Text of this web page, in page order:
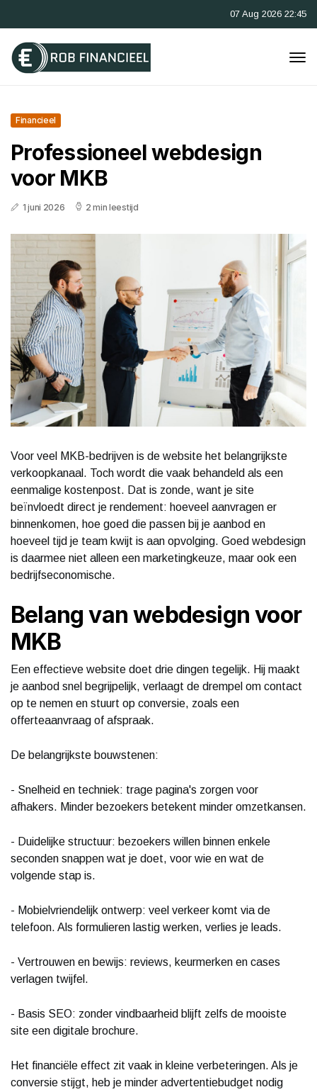
07 Aug 2026 22:45
Financieel
Professioneel webdesign
voor MKB
1 juni 2026 2 min leestijd
Voor veel MKB-bedrijven is de website het belangrijkste
verkoopkanaal. Toch wordt die vaak behandeld als een
eenmalige kostenpost. Dat is zonde, want je site
beïnvloedt direct je rendement: hoeveel aanvragen er
binnenkomen, hoe goed die passen bij je aanbod en
hoeveel tijd je team kwijt is aan opvolging. Goed webdesign
is daarmee niet alleen een marketingkeuze, maar ook een
bedrijfseconomische.
Belang van webdesign voor
MKB
Een effectieve website doet drie dingen tegelijk. Hij maakt
je aanbod snel begrijpelijk, verlaagt de drempel om contact
op te nemen en stuurt op conversie, zoals een
offerteaanvraag of afspraak.
De belangrijkste bouwstenen:
- Snelheid en techniek: trage pagina's zorgen voor
afhakers. Minder bezoekers betekent minder omzetkansen.
- Duidelijke structuur: bezoekers willen binnen enkele
seconden snappen wat je doet, voor wie en wat de
volgende stap is.
- Mobielvriendelijk ontwerp: veel verkeer komt via de
telefoon. Als formulieren lastig werken, verlies je leads.
- Vertrouwen en bewijs: reviews, keurmerken en cases
verlagen twijfel.
- Basis SEO: zonder vindbaarheid blijft zelfs de mooiste
site een digitale brochure.
Het financiële effect zit vaak in kleine verbeteringen. Als je
conversie stijgt, heb je minder advertentiebudget nodig